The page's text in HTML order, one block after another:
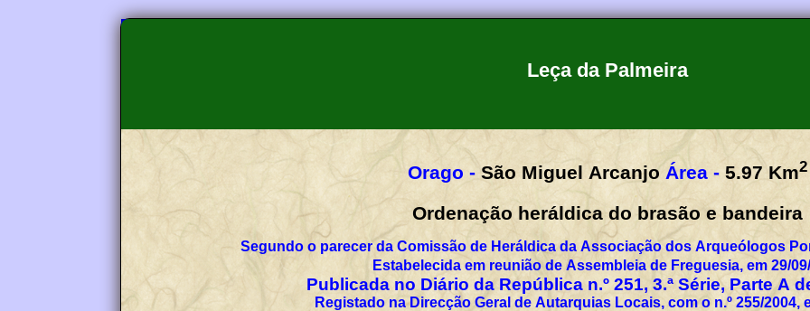
Leça da Palmeira
Orago - São Miguel Arcanjo Área - 5.97 Km2
Ordenação heráldica do brasão e bandeira
Segundo o parecer da Comissão de Heráldica da Associação dos Arqueólogos
Estabelecida em reunião de Assembleia de Freguesia, em 29/
Publicada no Diário da República n.º 251, 3.ª Série, Parte A
Registado na Direcção Geral de Autarquias Locais, com o n.º 255/2004,